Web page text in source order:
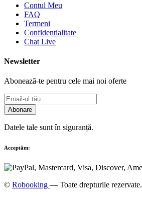
Contul Meu
FAQ
Termeni
Confidențialitate
Chat Live
Newsletter
Abonează-te pentru cele mai noi oferte
Abonare
Datele tale sunt în siguranță.
Acceptăm:
© Robooking — Toate drepturile rezervate.